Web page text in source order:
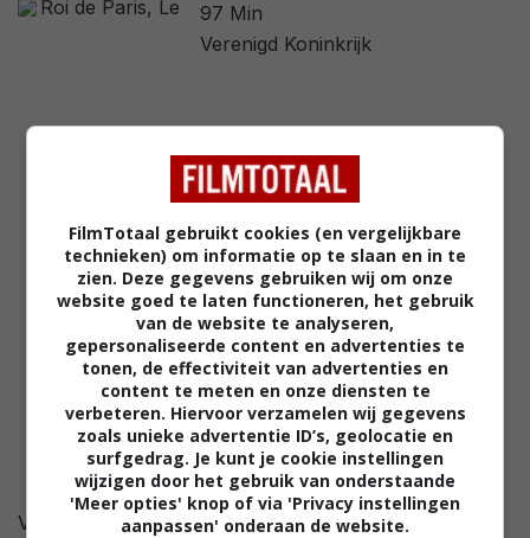
2,9/ 4
97 Min
Verenigd Koninkrijk
Voor deze film is nog geen synopsis beschikbaar.
FilmTotaal gebruikt cookies (en vergelijkbare
technieken) om informatie op te slaan en in te
zien. Deze gegevens gebruiken wij om onze
website goed te laten functioneren, het gebruik
van de website te analyseren,
gepersonaliseerde content en advertenties te
tonen, de effectiviteit van advertenties en
content te meten en onze diensten te
verbeteren. Hiervoor verzamelen wij gegevens
zoals unieke advertentie ID’s, geolocatie en
surfgedrag. Je kunt je cookie instellingen
wijzigen door het gebruik van onderstaande
'Meer opties' knop of via 'Privacy instellingen
aanpassen' onderaan de website.